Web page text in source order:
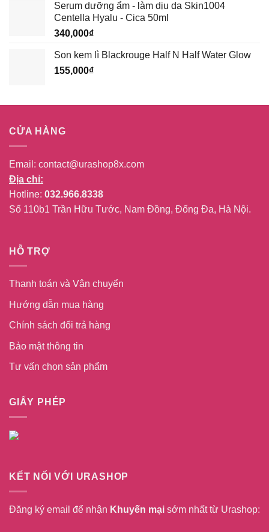
Serum dưỡng ẩm - làm dịu da Skin1004
Centella Hyalu - Cica 50ml
340,000₫
Son kem lì Blackrouge Half N Half Water Glow
155,000₫
CỬA HÀNG
Email: contact@urashop8x.com
Địa chỉ:
Hotline: 032.966.8338
Số 110b1 Trần Hữu Tước, Nam Đồng, Đống Đa, Hà Nội.
HỖ TRỢ
Thanh toán và Vận chuyển
Hướng dẫn mua hàng
Chính sách đổi trả hàng
Bảo mật thông tin
Tư vấn chọn sản phẩm
GIẤY PHÉP
KẾT NỐI VỚI URASHOP
Đăng ký email để nhận Khuyến mại sớm nhất từ Urashop: